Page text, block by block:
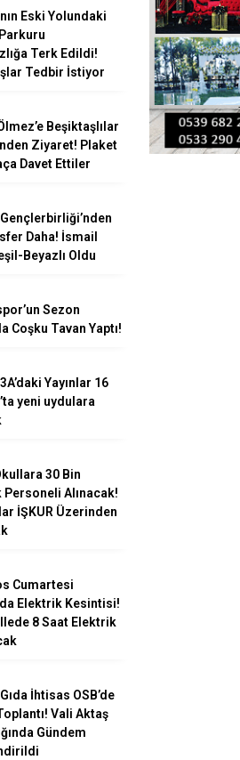
Eski Yolundaki
Terk Edildi!
Tedbir İstiyor
Beşiktaşlılar
Ziyaret! Plaket
Davet Ettiler
Gençlerbirliği’nden
Daha! İsmail
Beyazlı Oldu
Sezon
Coşku Tavan Yaptı!
Yayınlar 16
yeni uydulara
30 Bin
Personeli Alınacak!
İŞKUR Üzerinden
Cumartesi
Elektrik Kesintisi!
8 Saat Elektrik
İhtisas OSB’de
Vali Aktaş
Gündem